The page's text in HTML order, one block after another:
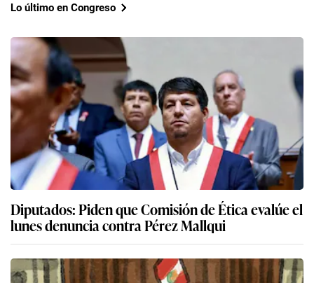
Lo último en Congreso
Diputados: Piden que Comisión de Ética evalúe el
lunes denuncia contra Pérez Mallqui